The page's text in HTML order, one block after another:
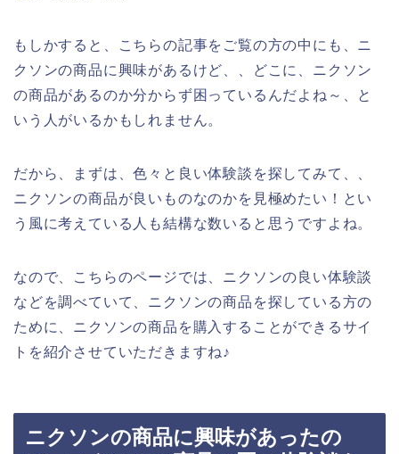
もしかすると、こちらの記事をご覧の方の中にも、ニ
クソンの商品に興味があるけど、、どこに、ニクソン
の商品があるのか分からず困っているんだよね～、と
いう人がいるかもしれません。
だから、まずは、色々と良い体験談を探してみて、、
ニクソンの商品が良いものなのかを見極めたい！とい
う風に考えている人も結構な数いると思うですよね。
なので、こちらのページでは、ニクソンの良い体験談
などを調べていて、ニクソンの商品を探している方の
ために、ニクソンの商品を購入することができるサイ
トを紹介させていただきますね♪
ニクソンの商品に興味があったの